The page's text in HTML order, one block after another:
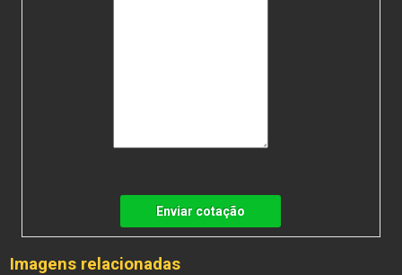
Enviar cotação
Imagens relacionadas